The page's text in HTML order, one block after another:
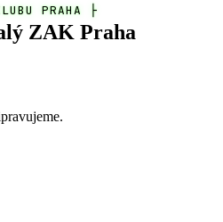
PRAHA ├
ZAK Praha